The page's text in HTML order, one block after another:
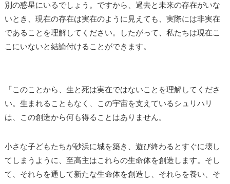
別の惑星にいるでしょう。ですから、過去と未来の存在がいな
いとき、現在の存在は実在のように見えても、実際には非実在
であることを理解してください。したがって、私たちは現在こ
こにいないと結論付けることができます。
「このことから、生と死は実在ではないことを理解してくださ
い。生まれることもなく、この宇宙を支えているシュリハリ
は、この創造から何も得ることはありません。
小さな子どもたちが砂浜に城を築き、遊び終わるとすぐに壊し
てしまうように、至高主はこれらの生命体を創造します。そし
て、それらを通して新たな生命体を創造し、それらを養い、そ